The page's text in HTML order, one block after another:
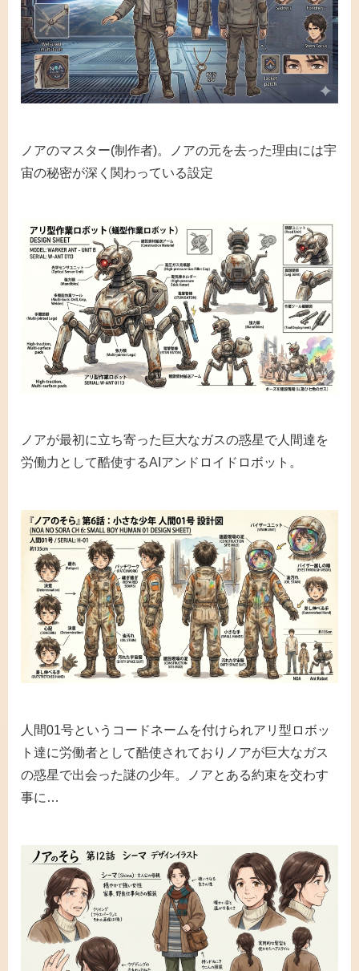
ノアのマスター(制作者)。ノアの元を去った理由には宇
宙の秘密が深く関わっている設定
ノアが最初に立ち寄った巨大なガスの惑星で人間達を
労働力として酷使するAIアンドロイドロボット。
人間01号というコードネームを付けられアリ型ロボッ
ト達に労働者として酷使されておりノアが巨大なガス
の惑星で出会った謎の少年。ノアとある約束を交わす
事に…